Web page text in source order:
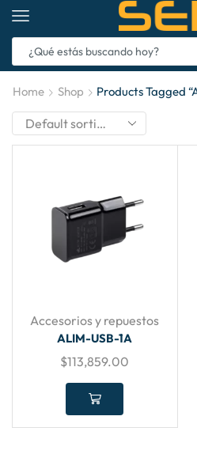
Home Shop Products Tagged
Accesorios y repuestos
ALIM-USB-1A
$113,859.00